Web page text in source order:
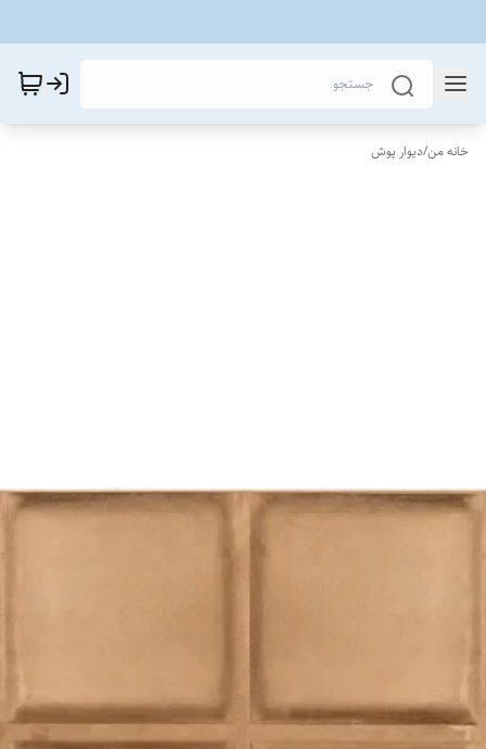
خانه من/دیوار پوش